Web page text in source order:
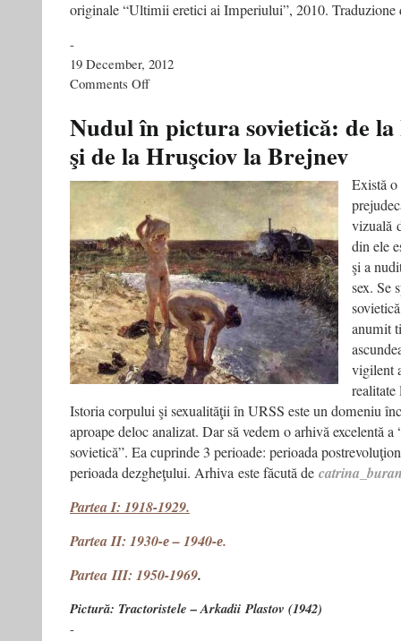
originale “Ultimii eretici ai Imperiului”, 2010.
-
19 December, 2012
Comments Offon
eretici
dell’Impero
Nudul în pictura sovietică: de
şi de la Hruşciov la Brejnev
Există
vizuală
din ele
şi a
sex. Se
anumit
vigilent
realitate
Istoria corpului şi sexualităţii în URSS este un domeniu
aproape deloc analizat. Dar să vedem o arhivă excelentă
sovietică”. Ea cuprinde 3 perioade: perioada
perioada dezgheţului. Arhiva este făcută de
Partea I: 1918-1929.
Partea II: 1930-е – 1940-е.
Partea III: 1950-1969.
Pictură: Tractoristele – Arkadii Plastov (1942)
-